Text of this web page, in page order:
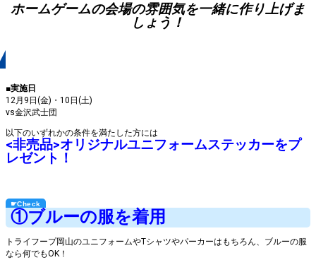
ホームゲームの会場の雰囲気を一緒に作り上げま
しょう！
■実施日
12月9日(金)・10日(土)
vs金沢武士団
以下のいずれかの条件を満たした方には
<非売品>オリジナルユニフォームステッカーをプ
レゼント！
①ブルーの服を着用
トライフープ岡山のユニフォームやTシャツやパーカーはもちろん、ブルーの服
なら何でもOK！